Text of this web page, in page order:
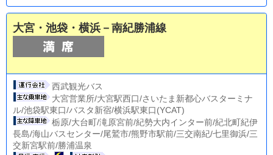
大宮・池袋・横浜－南紀勝浦線
西武観光バス
大宮営業所/大宮駅西口/さいたま新都心バスターミナ
ル/池袋駅東口/バスタ新宿/横浜駅東口(YCAT)
栃原/大台町/滝原宮前/紀勢大内インター前/紀北町紀伊
長島/海山バスセンター/尾鷲市/熊野市駅前/三交南紀/七里御浜/三
交新宮駅前/勝浦温泉